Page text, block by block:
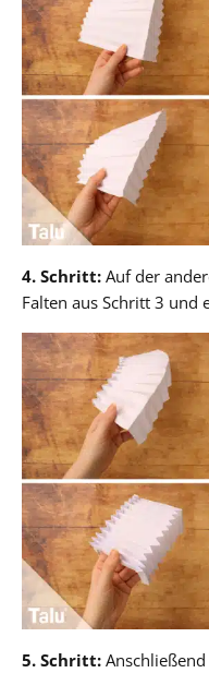
4. Schritt: Auf der
Falten aus Schritt 3 und
5. Schritt: